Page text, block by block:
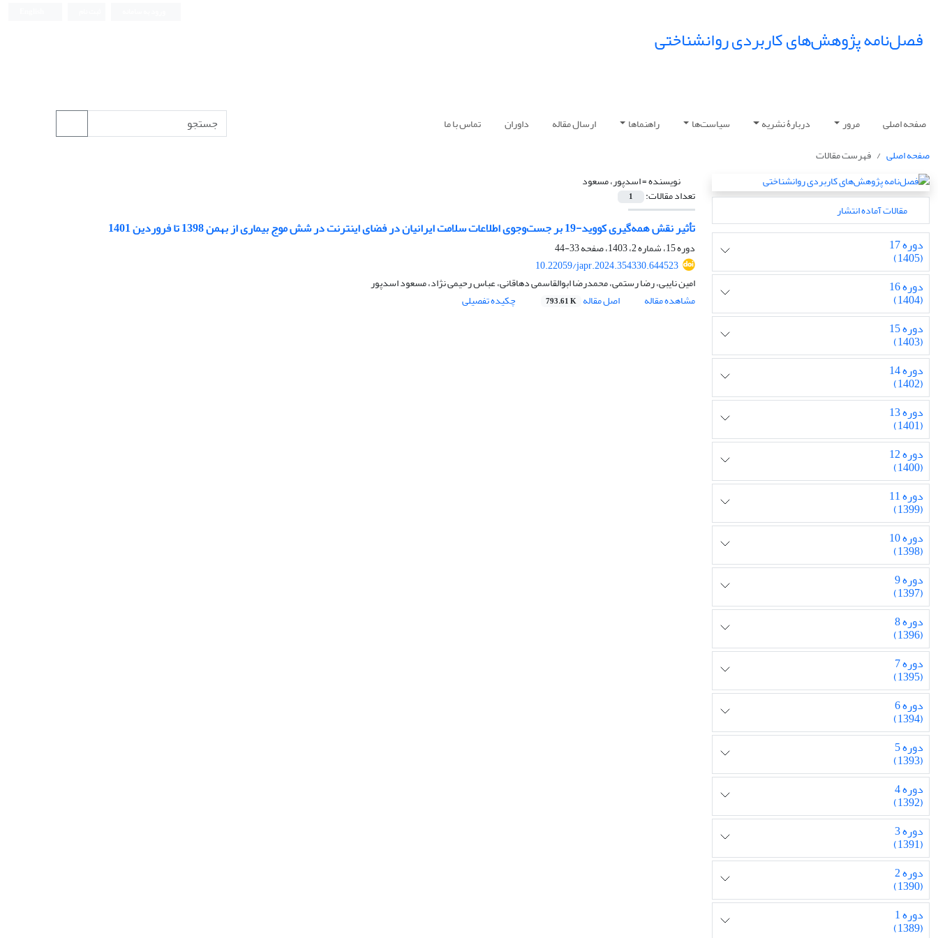
فصل‌نامه پژوهش‌های کاربردی روانشناختی
صفحه اصلی مرور دربارۀ نشریه سیاست‌ها راهنماها ارسال مقاله داوران
تماس با ما
صفحه اصلی
فهرست مقالات
مقالات آماده انتشار
دوره 17
(1405)
دوره 16
(1404)
دوره 15
(1403)
دوره 14
(1402)
دوره 13
(1401)
دوره 12
(1400)
دوره 11
(1399)
دوره 10
(1398)
دوره 9
(1397)
دوره 8
(1396)
دوره 7
(1395)
دوره 6
(1394)
دوره 5
(1393)
دوره 4
(1392)
دوره 3
(1391)
دوره 2
(1390)
دوره 1
(1389)
نویسنده =اسدپور، مسعود
تعداد مقالات: 1
تأثیر نقش همه‌گیری کووید-19 بر جست‌وجوی اطلاعات سلامت ایرانیان در فضای اینترنت در شش موج بیماری از بهمن 1398 تا فروردین 1401
دوره 15، شماره 2، 1403، صفحه
33-44
10.22059/japr.2024.354330.644523
امین نایبی، رضا رستمی، محمدرضا ابوالقاسمی دهاقانی، عباس رحیمی نژاد، مسعود اسدپور
مشاهده مقاله
اصل مقاله 793.61 K چکیده تفصیلی